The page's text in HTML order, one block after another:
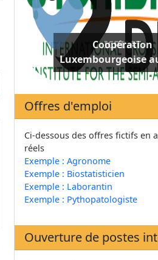
Coopération
Luxembourgeoise
Offres d'emploi
Ci-dessous des offres fictifs en
réels
Exemple : Agronome
Exemple : Biostatisticien
Exemple : Laborantin
Exemple : Pythopatologiste
Ouverture de postes